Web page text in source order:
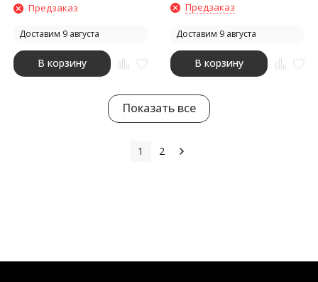
Предзаказ
Доставим 9 августа
В корзину
Предзаказ
Доставим 9 августа
В корзину
Показать все
1 2